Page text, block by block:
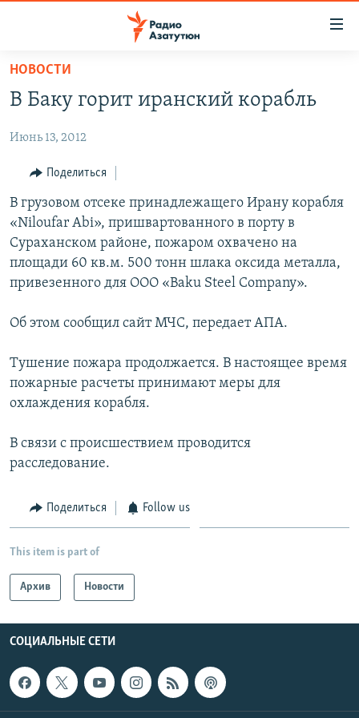
Перейти
основному
Перейти
основной
навигации
Перейти
поиску
НОВОСТИ
ПОЛИТИКА
ОБЩЕСТВО
ЭКОНОМИКА
РЕГИОН
НАГОРНЫЙ КАРАБАХ
КУЛЬТУРА
СПОРТ
Հայերեն
Русский
НОВОСТИ
В Баку горит иранский корабль
Июнь 13, 2012
Поделиться
В грузовом отсеке принадлежащего Ирану корабля
«Niloufar Abi», пришвартованного в порту в
Сураханском районе, пожаром охвачено на
площади 60 кв.м. 500 тонн шлака оксида металла,
привезенного для ООО «Baku Steel Company».
Об этом сообщил сайт МЧС, передает АПА.
Тушение пожара продолжается. В настоящее время
пожарные расчеты принимают меры для
охлаждения корабля.
В связи с происшествием проводится
расследование.
Поделиться Follow us
This item is part of
Архив Новости
СОЦИАЛЬНЫЕ СЕТИ